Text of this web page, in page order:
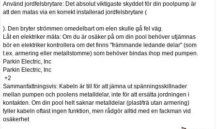
Använd jordfelsbrytare: Det absolut viktigaste skyddet för din poolpump är
att den matas via en korrekt installerad jordfelsbrytare (
). Den bryter strömmen omedelbart om elen skulle gå fel väg.
Låt en elektriker mäta: Om du är osäker på om din pool behöver utjämnas
bör en elektriker kontrollera om det finns "främmande ledande delar" (som
t.ex. armering eller metallstomme) som behöver bindas ihop med pumpen.
Parkin Electric, Inc
Parkin Electric, Inc
+2
Sammanfattningsvis: Kabeln är till för att jämna ut spänningsskillnader
mellan pumpen och poolens metalldelar, inte för att ersätta jordningen i
kontakten. Om din pool helt saknar metalldelar (plast/trä utan armering)
fyller kabeln oftast ingen funktion, men rådgör alltid med en fackman vid
osäkerhet